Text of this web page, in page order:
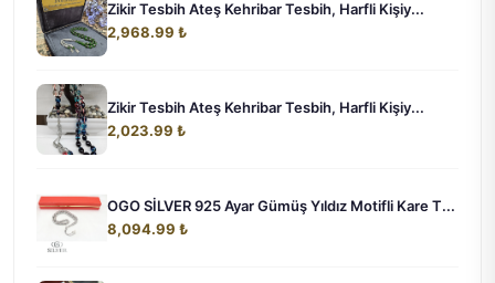
Zikir Tesbih Ateş Kehribar Tesbih, Harfli Kişiy...
2,968.99 ₺
Zikir Tesbih Ateş Kehribar Tesbih, Harfli Kişiy...
2,023.99 ₺
OGO SİLVER 925 Ayar Gümüş Yıldız Motifli Kare T...
8,094.99 ₺